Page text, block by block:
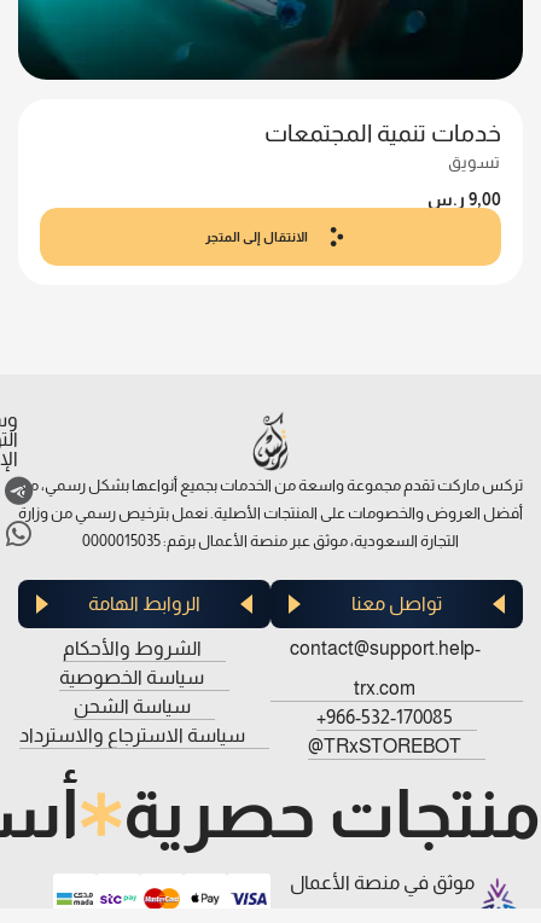
خدمات تنمية المجتمعات
تسويق
9,00 ر.س
الانتقال إلى المتجر
تركس ماركت تقدم مجموعة واسعة من الخدمات بجميع أنواعها بشكل رسمي، مع
أفضل العروض والخصومات على المنتجات الأصلية. نعمل بترخيص رسمي من وزارة
التجارة السعودية، موثق عبر منصة الأعمال برقم: 0000015035
تواصل معنا
contact@support.help-
trx.com
966-532-170085+
TRxSTOREBOT@
الروابط الهامة
الشروط والأحكام
سياسة الخصوصية
سياسة الشحن
سياسة الاسترجاع والاسترداد
منتجات حصرية
موثق في منصة الأعمال